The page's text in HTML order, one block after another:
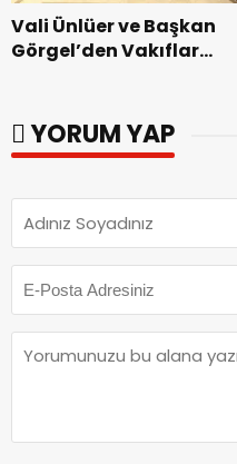
Vali Ünlüer ve Başkan
Görgel’den Vakıflar
YORUM YAP